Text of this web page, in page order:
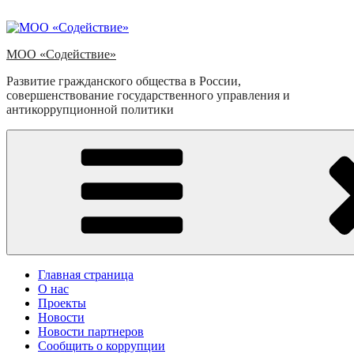
к
МОО «Содействие»
Развитие гражданского общества в России,
совершенствование государственного управления и
антикоррупционной политики
Главная страница
О нас
Проекты
Новости
Новости партнеров
Сообщить о коррупции